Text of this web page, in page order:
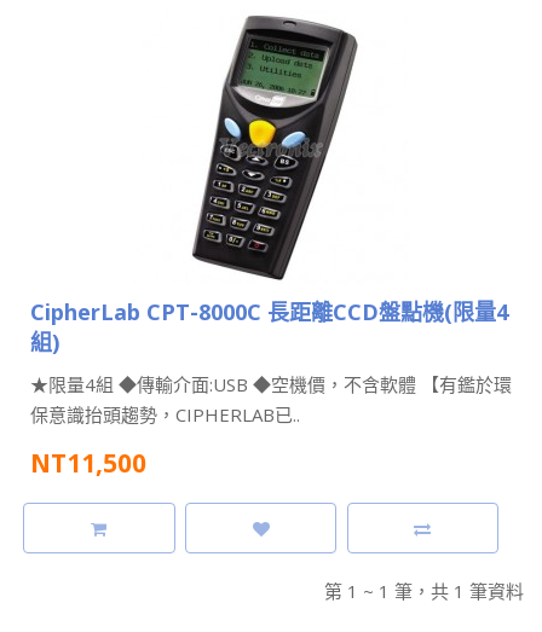
CipherLab CPT-8000C 長距離CCD盤點機(限量4
組)
★限量4組 ◆傳輸介面:USB ◆空機價，不含軟體 【有鑑於環
保意識抬頭趨勢，CIPHERLAB已..
NT11,500
第 1 ~ 1 筆，共 1 筆資料